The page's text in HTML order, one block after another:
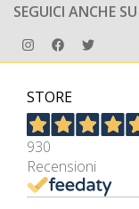
SEGUICI ANCHE SU
STORE
930
Recensioni